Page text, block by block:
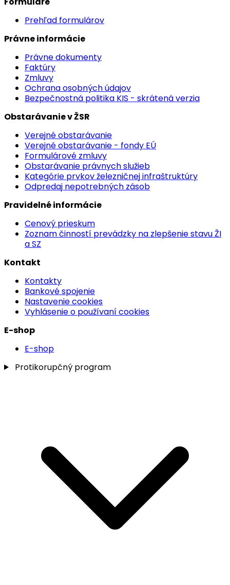
Prehľad formulárov
Právne informácie
Právne dokumenty
Faktúry
Zmluvy
Ochrana osobných údajov
Bezpečnostná politika KIS - skrátená verzia
Obstarávanie v ŽSR
Verejné obstarávanie
Verejné obstarávanie - fondy EÚ
Formulárové zmluvy
Obstarávanie právnych služieb
Kategórie prvkov železničnej infraštruktúry
Odpredaj nepotrebných zásob
Pravidelné informácie
Cenový prieskum
Zoznam činností prevádzky na zlepšenie stavu ŽI
a SZ
Kontakt
Kontakty
Bankové spojenie
Nastavenie cookies
Vyhlásenie o používaní cookies
E-shop
E-shop
Protikorupčný program